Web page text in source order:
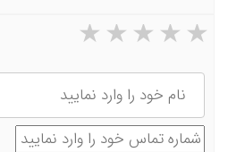
۵ ستاره از ۵ ۴ ستاره از ۵ ۳ ستاره از ۵ ۲ ستاره از ۵
نام
شماره تماس